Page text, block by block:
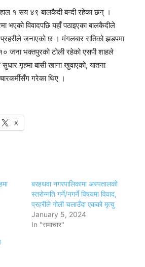
१ सय ४९ बालकैदी बन्दी रहेका छन् ।
भएको विवादपछि यहाँ पठाइएका बालकैदीले
जनाएको छ । मंगलबार रातिको झडपमा
जना भक्तपुरको टोली रहेको एसपी शाहले
गृहमा बासी खाना खुवाएको, यातना
गरेका थिए ।
X
बरहथवा नगरपालिकामा अस्पतालको
स्तरोन्नति गर्ने/नगर्ने विषयमा विवाद,
प्रहरीले गोली चलाउँदा एकको मृत्यु
January 5, 2024
In "समाचार"